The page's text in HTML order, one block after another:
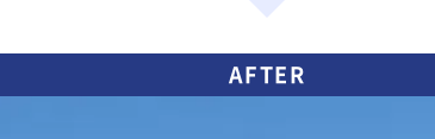
AFTER